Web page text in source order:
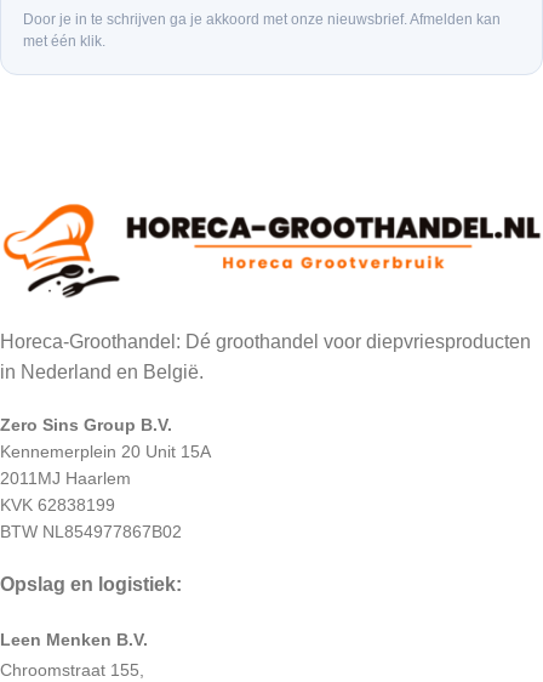
Door je in te schrijven ga je akkoord met onze nieuwsbrief. Afmelden kan
met één klik.
Horeca-Groothandel: Dé groothandel voor diepvriesproducten
in Nederland en België.
Zero Sins Group B.V.
Kennemerplein 20 Unit 15A
2011MJ Haarlem
KVK 62838199
BTW NL854977867B02
Opslag en logistiek:
Leen Menken B.V.
Chroomstraat 155,